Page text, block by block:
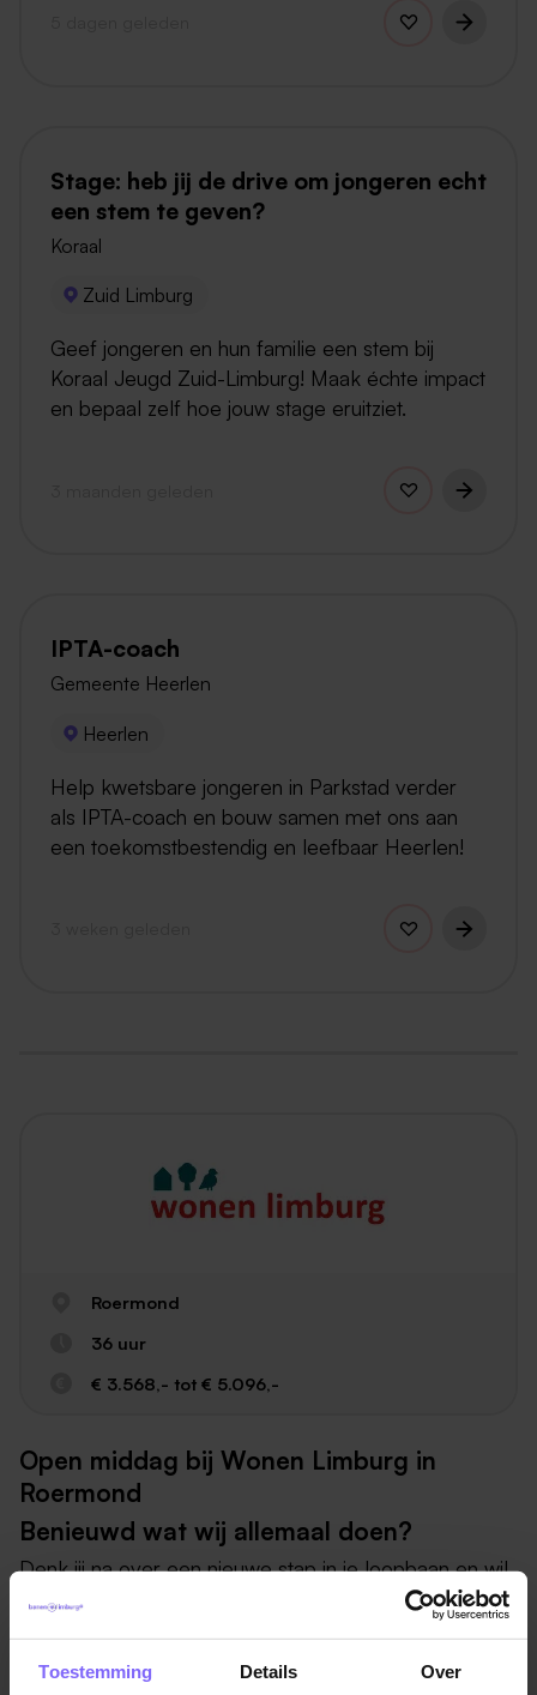
Toestemming Details Over
Stage: heb jij de drive om jongeren echt
een stem te geven?
Koraal
Zuid Limburg
Geef jongeren en hun familie een stem bij
Koraal Jeugd Zuid-Limburg! Maak échte impact
en bepaal zelf hoe jouw stage eruitziet.
IPTA-coach
Gemeente Heerlen
Heerlen
Help kwetsbare jongeren in Parkstad verder
als IPTA-coach en bouw samen met ons aan
een toekomstbestendig en leefbaar Heerlen!
Roermond
36 uur
€ 3.568,- tot € 5.096,-
Open middag bij Wonen Limburg in
Roermond
Benieuwd wat wij allemaal doen?
Denk jij na over een nieuwe stap in je loopbaan en wil
je weten hoe het is om te werken bij een organisatie
met maatschappelijke impact? Kom dan langs tijdens